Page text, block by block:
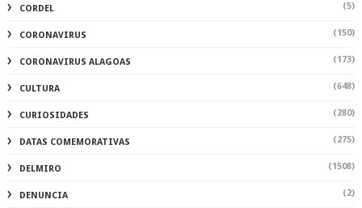
CORDEL (5)
CORONAVIRUS (150)
CORONAVIRUS ALAGOAS (173)
CULTURA (648)
CURIOSIDADES (280)
DATAS COMEMORATIVAS (275)
DELMIRO (1508)
DENUNCIA (2)